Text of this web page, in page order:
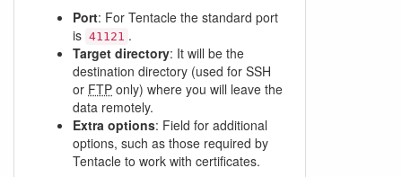
Port: For Tentacle the standard port
is 41121 .
Target directory: It will be the
destination directory (used for SSH
or FTP only) where you will leave the
data remotely.
Extra options: Field for additional
options, such as those required by
Tentacle to work with certificates.